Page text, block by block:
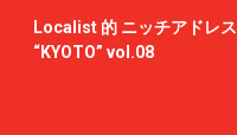
Localist 的 ニッチアドレス
“KYOTO” vol.08